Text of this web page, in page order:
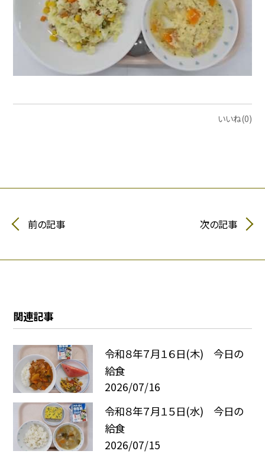
いいね(0)
前の記事 次の記事
関連記事
令和８年７月１６日(木) 今日の
給食
2026/07/16
令和８年７月１５日(水) 今日の
給食
2026/07/15